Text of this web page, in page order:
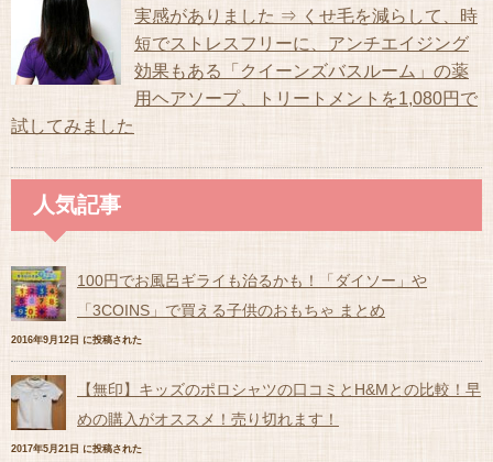
実感がありました ⇒ くせ毛を減らして、時
短でストレスフリーに、アンチエイジング
効果もある「クイーンズバスルーム」の薬
用ヘアソープ、トリートメントを1,080円で
試してみました
人気記事
100円でお風呂ギライも治るかも！「ダイソー」や
「3COINS」で買える子供のおもちゃ まとめ
2016年9月12日 に投稿された
【無印】キッズのポロシャツの口コミとH&Mとの比較！早
めの購入がオススメ！売り切れます！
2017年5月21日 に投稿された